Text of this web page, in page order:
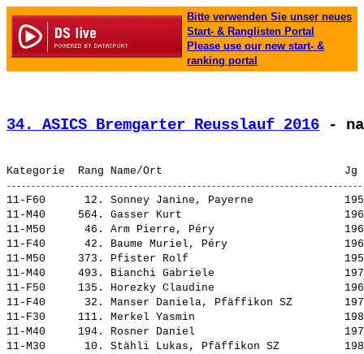
Bitte verwenden Sie unser neues
Start- & Ranglisten Portal
Please use our new start- &
ranking portal
34. ASICS Bremgarter Reusslauf 2016 -
11-F60      12. Sonney Janine, Payerne
11-M40     564. Gasser Kurt
11-M50      46. Arm Pierre, Péry
11-F40      42. Baume Muriel, Péry
11-M50     373. Pfister Rolf
11-M40     493. Bianchi Gabriele
11-F50     135. Horezky Claudine
11-F40      32. Manser Daniela, Pfäffikon SZ
11-F30     111. Merkel Yasmin
11-M40     194. Rosner Daniel
11-M30      10. Stähli Lukas, Pfäffikon SZ